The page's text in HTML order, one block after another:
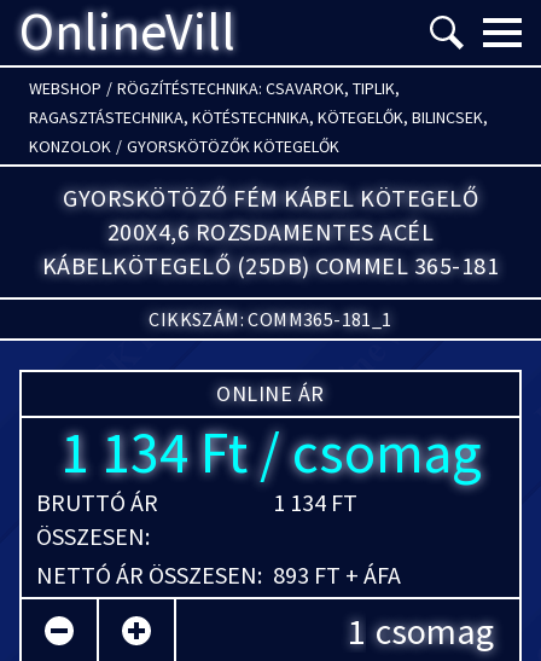
OnlineVill Menü
WEBSHOP / RÖGZÍTÉSTECHNIKA: CSAVAROK, TIPLIK,
RAGASZTÁSTECHNIKA, KÖTÉSTECHNIKA, KÖTEGELŐK, BILINCSEK,
KONZOLOK / GYORSKÖTÖZŐK KÖTEGELŐK
GYORSKÖTÖZŐ FÉM KÁBEL KÖTEGELŐ
200X4,6 ROZSDAMENTES ACÉL
KÁBELKÖTEGELŐ (25DB) COMMEL 365-181
CIKKSZÁM: COMM365-181_1
ONLINE ÁR
1 134 Ft / csomag
BRUTTÓ ÁR
ÖSSZESEN:
1 134 FT
NETTÓ ÁR ÖSSZESEN: 893 FT + ÁFA
csomag